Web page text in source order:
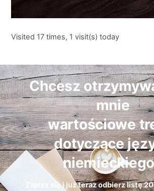
Visited 17 times, 1 visit(s) today
Chcesz
mnie
wartościowe
dotyczące
Zapisz się i już teraz odbierzlistę